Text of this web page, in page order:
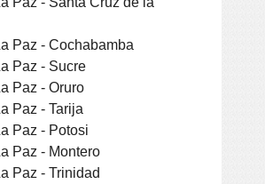
Paz - Cochabamba
Paz - Sucre
Paz - Oruro
Paz - Tarija
Paz - Potosi
Paz - Montero
Paz - Trinidad